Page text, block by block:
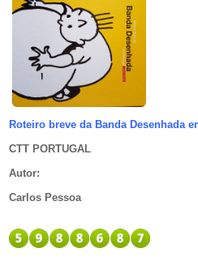
Roteiro breve da Banda Desenhada
CTT PORTUGAL
Autor:
Carlos Pessoa